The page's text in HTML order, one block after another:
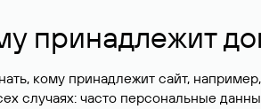
принадлежит
кому принадлежит сайт,
случаях: часто персональные